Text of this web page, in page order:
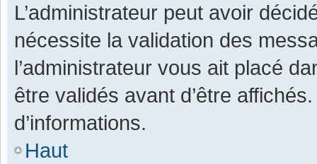
L’administrateur peut avoir
nécessite la validation des
l’administrateur vous ait placé
être validés avant d’être
d’informations.
Haut